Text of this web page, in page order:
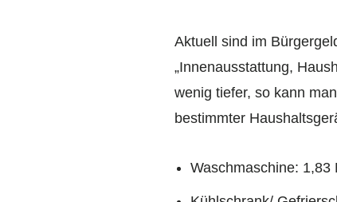
Aktuell sind im
„Innenausstattung,
wenig tiefer, so kann
bestimmter
Waschmaschine: 1,83